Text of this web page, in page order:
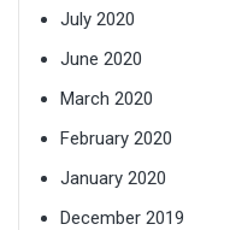
July 2020
June 2020
March 2020
February 2020
January 2020
December 2019